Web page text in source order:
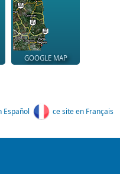
GOOGLE MAP
Español ce site en Français